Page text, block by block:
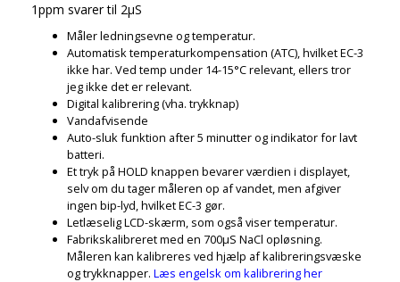
1ppm svarer til 2µS
Måler ledningsevne og temperatur.
Automatisk temperaturkompensation (ATC), hvilket EC-3
ikke har. Ved temp under 14-15°C relevant, ellers tror
jeg ikke det er relevant.
Digital kalibrering (vha. trykknap)
Vandafvisende
Auto-sluk funktion after 5 minutter og indikator for lavt
batteri.
Et tryk på HOLD knappen bevarer værdien i displayet,
selv om du tager måleren op af vandet, men afgiver
ingen bip-lyd, hvilket EC-3 gør.
Letlæselig LCD-skærm, som også viser temperatur.
Fabrikskalibreret med en 700µS NaCl opløsning.
Måleren kan kalibreres ved hjælp af kalibreringsvæske
og trykknapper. Læs engelsk om kalibrering her